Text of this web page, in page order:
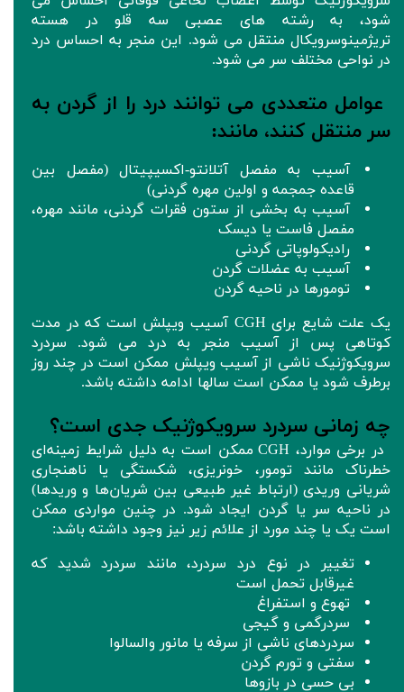
شود، به رشته های عصبی سه قلو در هسته
تریژمینوسرویکال منتقل می شود. این منجر به احساس درد
در نواحی مختلف سر می شود.
عوامل متعددی می توانند درد را از گردن به
سر منتقل کنند، مانند:
آسیب به مفصل آتلانتو-اکسیپیتال (مفصل بین
قاعده جمجمه و اولین مهره گردنی)
آسیب به بخشی از ستون فقرات گردنی، مانند مهره،
مفصل فاست یا دیسک
رادیکولوپاتی گردنی
آسیب به عضلات گردن
تومورها در ناحیه گردن
یک علت شایع برای CGH آسیب ویپلش است که در مدت
کوتاهی پس از آسیب منجر به درد می شود. سردرد
سرویکوژنیک ناشی از آسیب ویپلش ممکن است در چند روز
برطرف شود یا ممکن است سالها ادامه داشته باشد.
چه زمانی سردرد سرویکوژنیک جدی است؟
در برخی موارد، CGH ممکن است به دلیل شرایط زمینه‌ای
خطرناک مانند تومور، خونریزی، شکستگی یا ناهنجاری
شریانی وریدی (ارتباط غیر طبیعی بین شریان‌ها و وریدها)
در ناحیه سر یا گردن ایجاد شود. در چنین مواردی ممکن
است یک یا چند مورد از علائم زیر نیز وجود داشته باشد:
تغییر در نوع درد سردرد، مانند سردرد شدید که
غیرقابل تحمل است
تهوع و استفراغ
سردرگمی و گیجی
سردردهای ناشی از سرفه یا مانور والسالوا
سفتی و تورم گردن
بی حسی در بازوها